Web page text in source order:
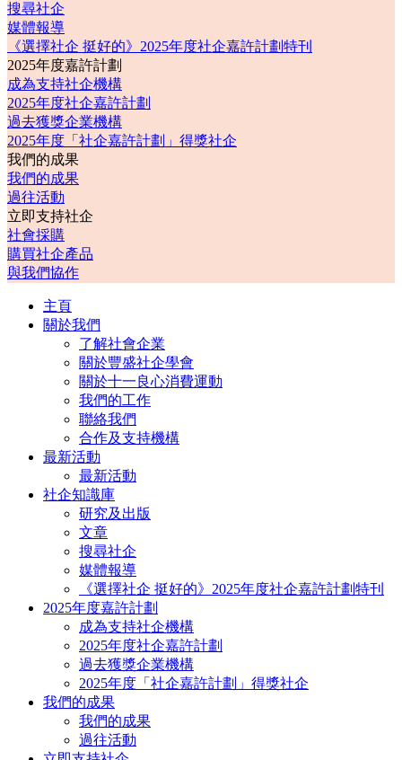
搜尋社企
媒體報導
《選擇社企 挺好的》2025年度社企嘉許計劃特刊
2025年度嘉許計劃
成為支持社企機構
2025年度社企嘉許計劃
過去獲獎企業機構
2025年度「社企嘉許計劃」得獎社企
我們的成果
我們的成果
過往活動
立即支持社企
社會採購
購買社企產品
與我們協作
主頁
關於我們
了解社會企業
關於豐盛社企學會
關於十一良心消費運動
我們的工作
聯絡我們
合作及支持機構
最新活動
最新活動
社企知識庫
研究及出版
文章
搜尋社企
媒體報導
《選擇社企 挺好的》2025年度社企嘉許計劃特刊
2025年度嘉許計劃
成為支持社企機構
2025年度社企嘉許計劃
過去獲獎企業機構
2025年度「社企嘉許計劃」得獎社企
我們的成果
我們的成果
過往活動